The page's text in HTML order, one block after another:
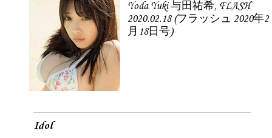
Yoda Yuki 与田祐希, FLASH
2020.02.18 (フラッシュ 2020年2
月18日号)
Idol